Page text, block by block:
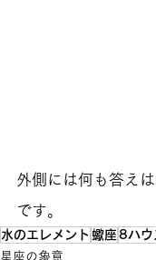
外側には何も答え
です。
水のエレメント 蠍座 8ハウ
星座の象意